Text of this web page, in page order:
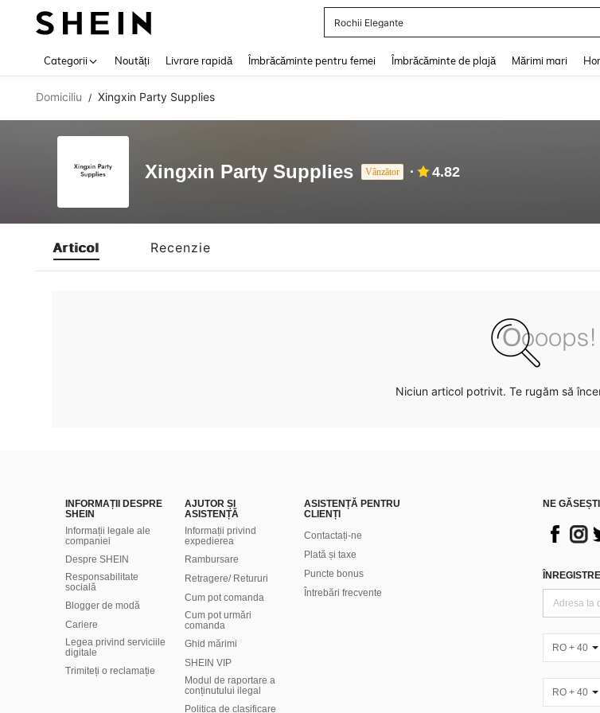
Rochii Elegante
Categorii Noutăți Livrare rapidă Îmbrăcăminte pentru femei Îmbrăcăminte de plajă Mărimi mari
Domiciliu / Xingxin Party Supplies
Xingxin Party Supplies Vânzător 4.82
Articol Recenzie
Niciun articol potrivit. Te rugăm să
INFORMAȚII DESPRE
SHEIN
Informații legale ale
companiei
Despre SHEIN
Responsabilitate
socială
Blogger de modă
Cariere
Legea privind serviciile
digitale
Trimiteți o reclamație
AJUTOR ȘI
ASISTENȚĂ
Informații privind
expedierea
Rambursare
Retragere/ Retururi
Cum pot comanda
Cum pot urmări
comanda
Ghid mărimi
SHEIN VIP
Modul de raportare a
conținutului ilegal
Politica de clasificare
ASISTENȚĂ PENTRU
CLIENȚI
Contactați-ne
Plată și taxe
Puncte bonus
Întrebări frecvente
NE
RO + 40
RO + 40